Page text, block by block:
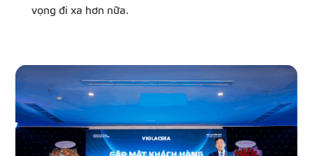
vọng đi xa hơn nữa.